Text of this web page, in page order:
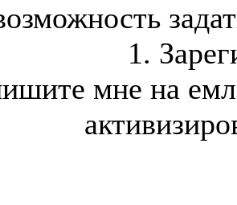
1.
мне на